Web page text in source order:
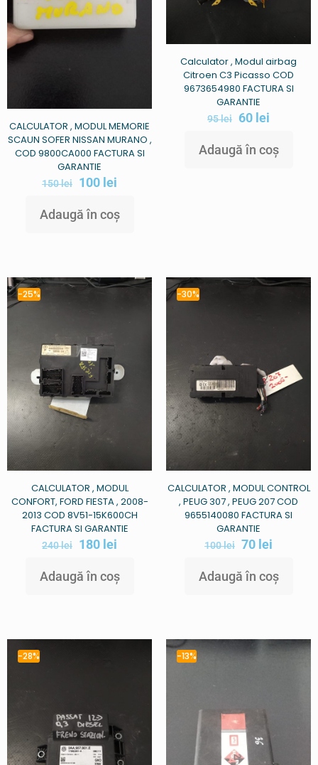
CALCULATOR , MODUL MEMORIE
SCAUN SOFER NISSAN MURANO ,
COD 9800CA000 FACTURA SI
GARANTIE
150lei 100 lei
Adaugă în coș
Calculator , Modul airbag
Citroen C3 Picasso COD
9673654980 FACTURA SI
GARANTIE
95lei 60 lei
Adaugă în coș
-25%
CALCULATOR , MODUL
CONFORT, FORD FIESTA , 2008-
2013 COD 8V51-15K600CH
FACTURA SI GARANTIE
240lei 180 lei
Adaugă în coș
-30%
CALCULATOR , MODUL CONTROL
, PEUG 307 , PEUG 207 COD
9655140080 FACTURA SI
GARANTIE
100lei 70 lei
Adaugă în coș
-28% -13%